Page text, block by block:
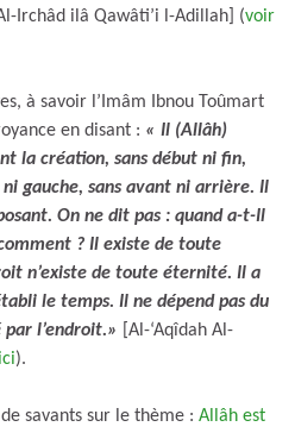
Irchâd ilâ Qawâti’i l-Adillah] (voir
à savoir l’Imâm Ibnou Toûmart
en disant : « Il (Allâh)
la création, sans début ni fin,
gauche, sans avant ni arrière. Il
On ne dit pas : quand a-t-Il
? Il existe de toute
n’existe de toute éternité. Il a
le temps. Il ne dépend pas du
par l’endroit.»
[Al-‘Aqîdah Al-
).
savants sur le thème : Allâh est